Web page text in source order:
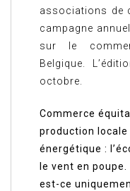
associations de
campagne
sur le
Belgique.
octobre.
Commerce
production
énergétique :
le vent en
est-ce